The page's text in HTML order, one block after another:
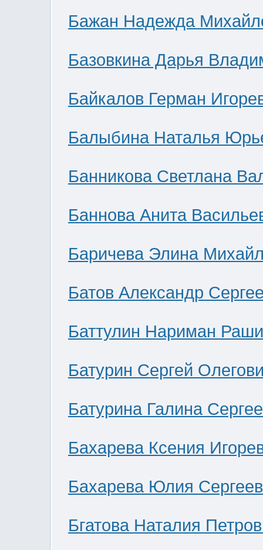
Бажан Надежда
Базовкина Дарья
Байкалов Герман
Балыбина Наталья
Банникова Светлана
Баннова Анита
Баричева Элина
Батов Александр
Баттулин Нариман
Батурин Сергей
Батурина Галина
Бахарева Ксения
Бахарева Юлия
Бгатова Наталия